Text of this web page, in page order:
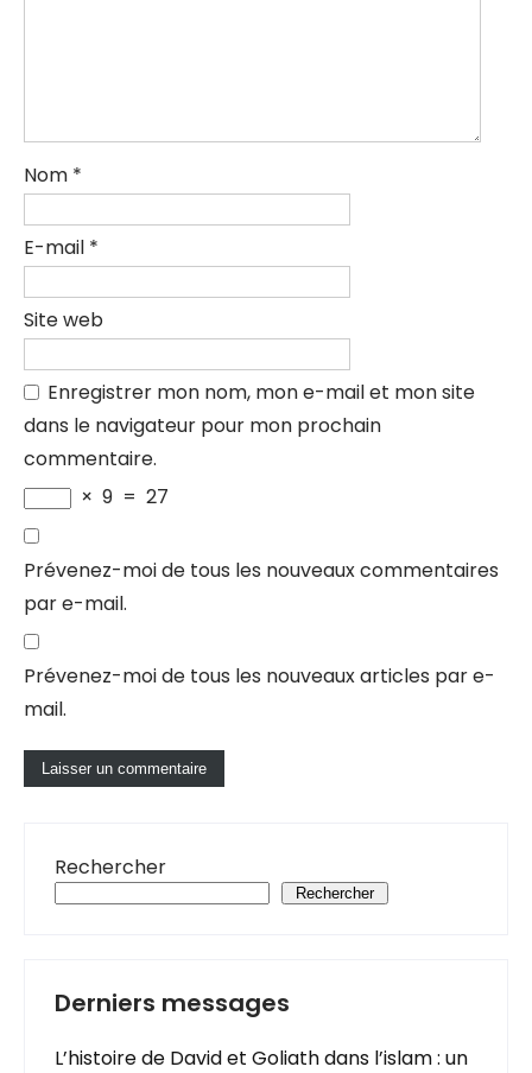
Nom *
E-mail *
Site web
Enregistrer mon nom, mon e-mail et mon site
dans le navigateur pour mon prochain
commentaire.
× 9 = 27
Prévenez-moi de tous les nouveaux commentaires
par e-mail.
Prévenez-moi de tous les nouveaux articles par e-
mail.
Rechercher
Rechercher
Derniers messages
L’histoire de David et Goliath dans l’islam : un